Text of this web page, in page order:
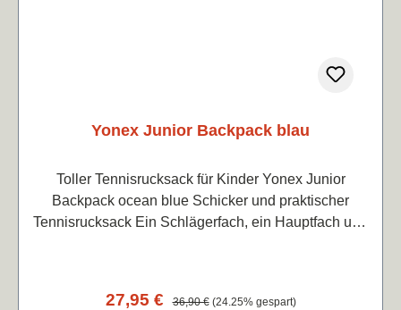
Yonex Junior Backpack blau
Toller Tennisrucksack für Kinder Yonex Junior
Backpack ocean blue Schicker und praktischer
Tennisrucksack Ein Schlägerfach, ein Hauptfach und
Verkaufspreis:
27,95 € Regulärer Preis:
36,90 € (24.25% gespart)